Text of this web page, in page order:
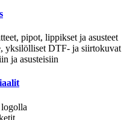
pipot, lippikset ja asusteet
yksilölliset DTF- ja siirtokuvat
ja asusteisiin